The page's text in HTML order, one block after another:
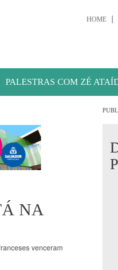
HOME
PALESTRAS COM ZÉ
NA
venceram